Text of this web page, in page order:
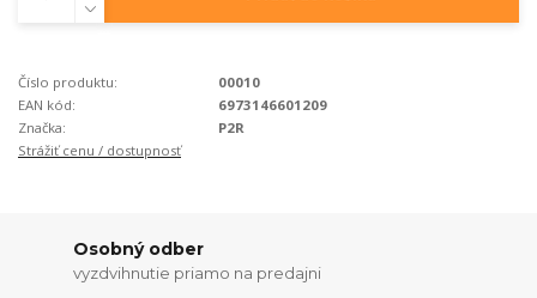
Číslo produktu:
00010
EAN kód:
6973146601209
Značka:
P2R
Strážiť cenu / dostupnosť
Osobný odber
vyzdvihnutie priamo na predajni